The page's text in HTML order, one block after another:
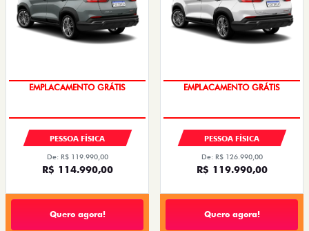
OPORTUNIDADE
PESSOA FÍSICA
De: R$ 119.990,00
R$ 114.990,00
Quero agora!
OPORTUNIDADE
PESSOA FÍSICA
De: R$ 126.990,00
R$ 119.990,00
Quero agora!